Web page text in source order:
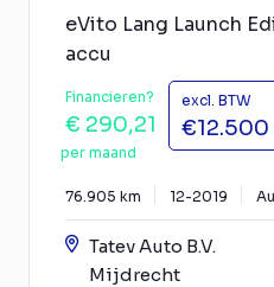
eVito Lang Launch
accu
Financieren?
€ 290,21
per maand
excl. BTW
€12.500
76.905 km 12-2019
Tatev Auto B.V.
Mijdrecht